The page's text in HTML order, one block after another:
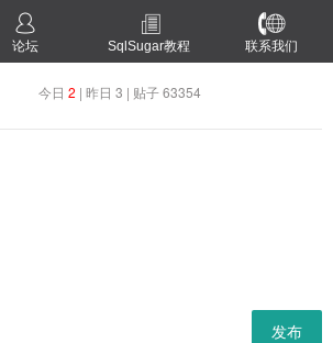
论坛 SqlSugar教程 联系我们
今日 2 | 昨日 3 | 贴子 63354
发布